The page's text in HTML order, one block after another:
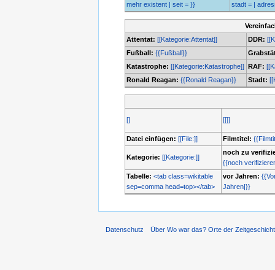
mehr existent | seit = }}
stadt = |
Attentat: [[Kategorie:Attentat]] DDR:
Fußball: {{Fußball}}
Katastrophe: [[Kategorie:Katastrophe]] RAF:
Ronald Reagan: {{Ronald Reagan}} Stadt:
[] [[]]
Datei einfügen: [[File:]] Filmtitel:
Kategorie: [[Kategorie:]]
noch zu
{{noch
Tabelle: <tab class=wikitable
sep=comma head=top></tab>
vor Jahren:
Jahren|}}
Datenschutz Über Wo war das? Orte der